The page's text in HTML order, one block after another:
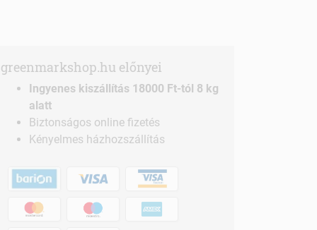
greenmarkshop.hu előnyei
Ingyenes kiszállítás 18000 Ft-tól 8 kg
alatt
Biztonságos online fizetés
Kényelmes házhozszállítás